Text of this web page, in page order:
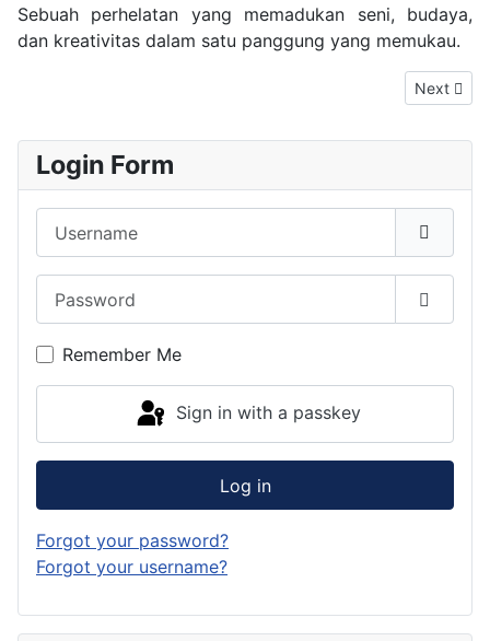
Sebuah perhelatan yang memadukan seni, budaya,
dan kreativitas dalam satu panggung yang memukau.
Next
Next
Login Form
Show
Remember Me
Sign in with a passkey
Log in
Forgot your password?
Forgot your username?